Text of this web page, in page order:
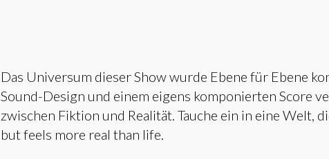
Das Universum dieser Show wurde Ebene für Ebene
Sound-Design und einem eigens komponierten Score
zwischen Fiktion und Realität. Tauche ein in eine Welt,
but feels more real than life.